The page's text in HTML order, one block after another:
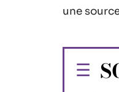
une